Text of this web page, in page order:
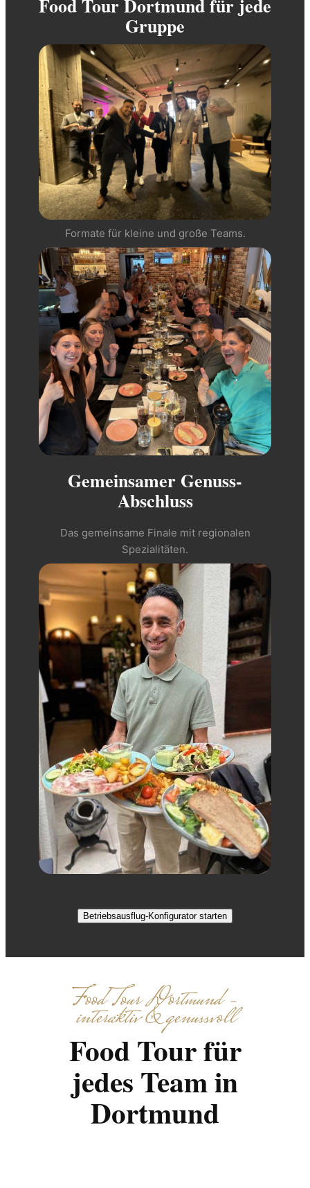
Food Tour Dortmund für jede
Gruppe
Formate für kleine und große Teams.
Gemeinsamer Genuss-
Abschluss
Das gemeinsame Finale mit regionalen
Spezialitäten.
Betriebsausflug-Konfigurator starten
Food Tour Dortmund –
interaktiv & genussvoll
Food Tour für
jedes Team in
Dortmund